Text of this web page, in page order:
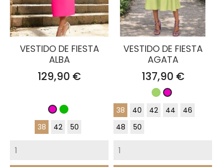
VESTIDO DE FIESTA
ALBA
Precio
129,90 €
FucsiaCilán
38
42 50
VESTIDO DE FIESTA
AGATA
Precio
137,90 €
VerdeFucsia
38
40 42 44
46
48
50